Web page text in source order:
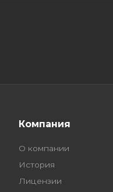
Компания
О компании
История
Лицензии